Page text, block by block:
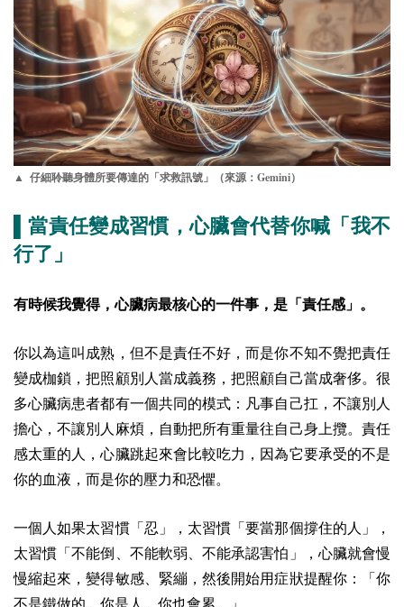
▲ 仔細聆聽身體所要傳達的「求救訊號」（來源： Gemini）
▌當責任變成習慣，心臟會代替你喊「我不
行了」
有時候我覺得，心臟病最核心的一件事，是「責任感」。
你以為這叫成熟，但不是責任不好，而是你不知不覺把責任
變成枷鎖，把照顧別人當成義務，把照顧自己當成奢侈。很
多心臟病患者都有一個共同的模式：凡事自己扛，不讓別人
擔心，不讓別人麻煩，自動把所有重量往自己身上攬。責任
感太重的人，心臟跳起來會比較吃力，因為它要承受的不是
你的血液，而是你的壓力和恐懼。
一個人如果太習慣「忍」，太習慣「要當那個撐住的人」，
太習慣「不能倒、不能軟弱、不能承認害怕」，心臟就會慢
慢縮起來，變得敏感、緊繃，然後開始用症狀提醒你：「你
不是鐵做的，你是人，你也會累。」